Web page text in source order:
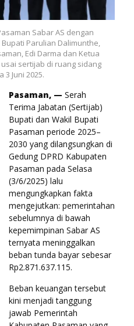
Sabar AS dengan
Parulian Dalimunthe,
Edi Darma dan Ketua
sertijab di ruang sidang
3 Juni 2025.
Pasaman, — Serah
Terima Jabatan (Sertijab)
Bupati dan Wakil Bupati
Pasaman periode 2025–
2030 yang dilangsungkan di
Gedung DPRD Kabupaten
Pasaman pada Selasa
(3/6/2025) lalu
mengungkapkan fakta
mengejutkan: pemerintahan
sebelumnya di bawah
kepemimpinan Sabar AS
ternyata meninggalkan
beban tunda bayar sebesar
Rp2.871.637.115.
Beban keuangan tersebut
kini menjadi tanggung
jawab Pemerintah